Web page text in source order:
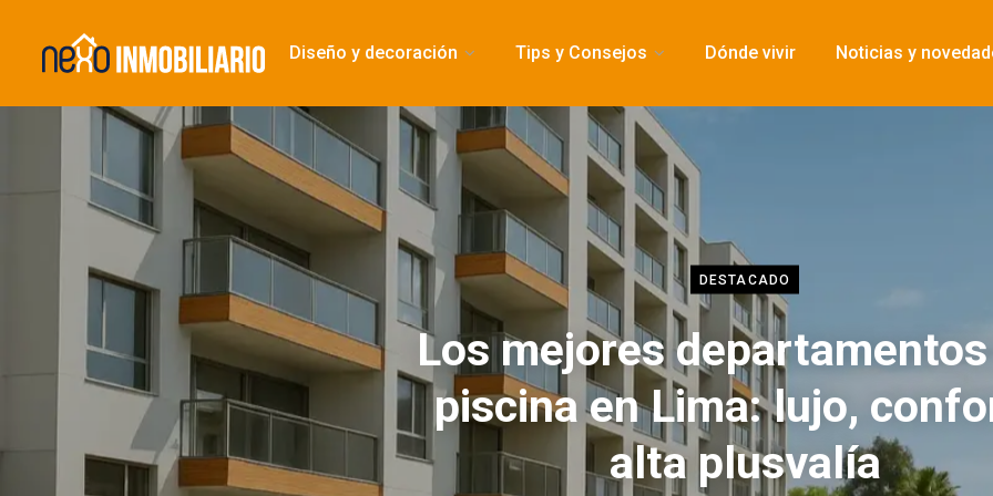
Diseño y decoración Tips y Consejos Dónde vivir Noticias y
DESTACADO
Los mejores
piscina en Lima: lujo,
alta plusvalía